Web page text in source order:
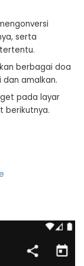
serta
berbagai doa
amalkan.
pada layar
berikutnya.